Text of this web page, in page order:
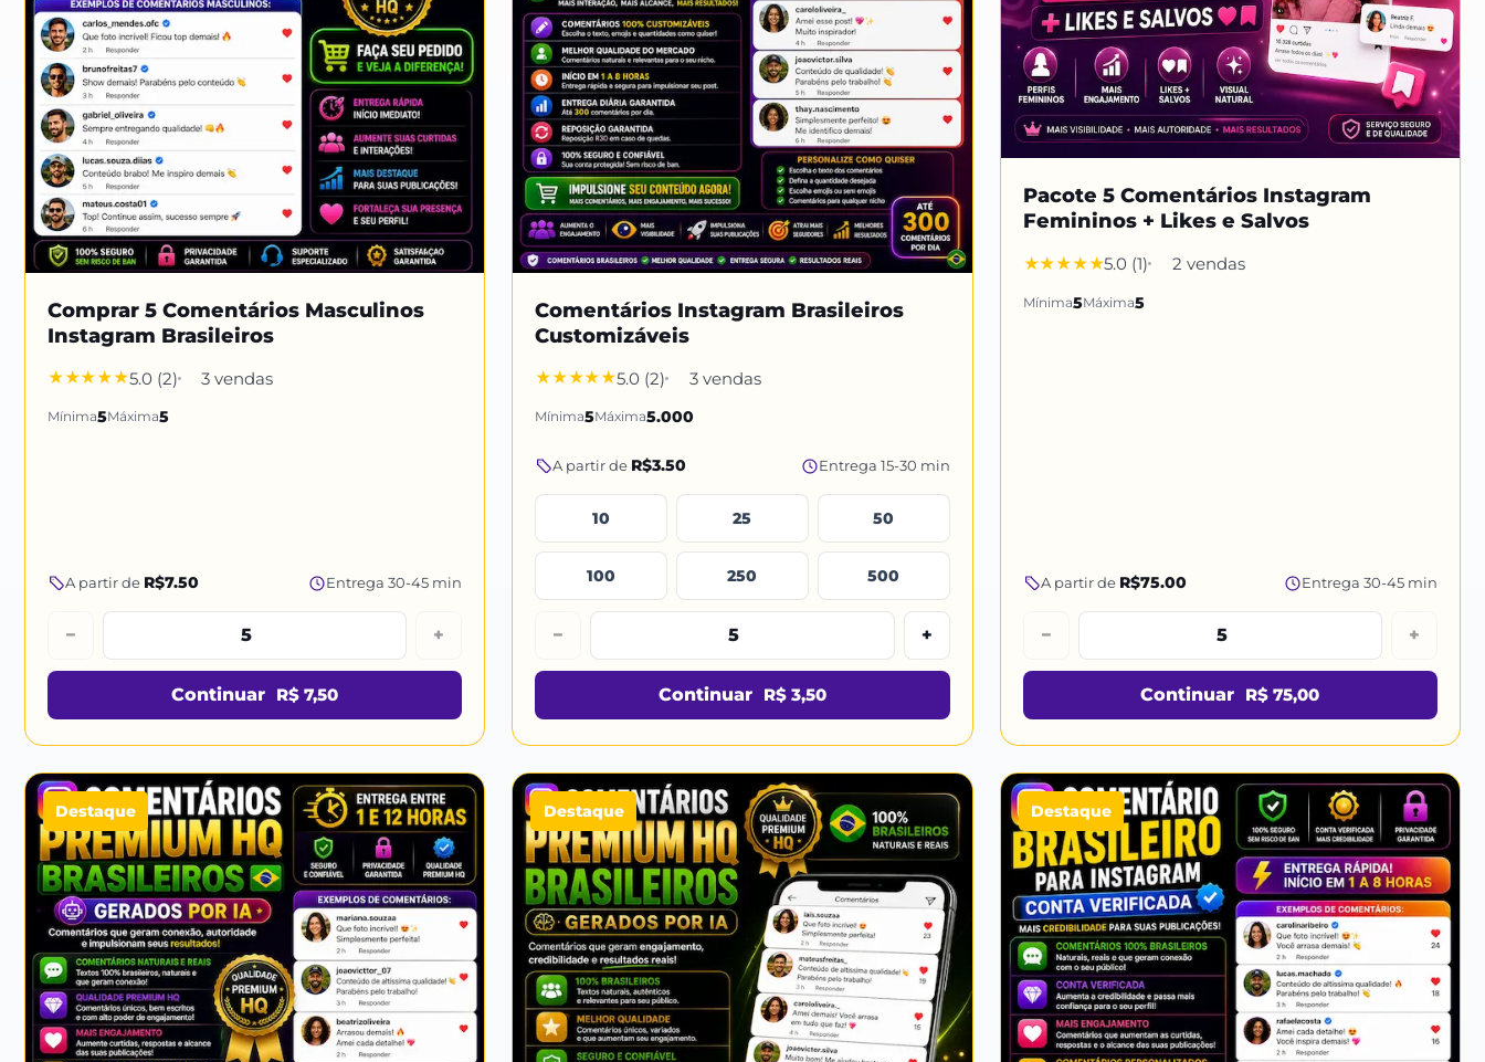
Comprar 5 Comentários Masculinos
Instagram Brasileiros
5.0 (2) 3 vendas
Mínima5Máxima5
A partir de R$7.50 Entrega 30-45 min
− +
Continuar R$ 7,50
Comentários Instagram Brasileiros
Customizáveis
5.0 (2) 3 vendas
Mínima5Máxima5.000
A partir de R$3.50 Entrega 15-30 min
10 25 50
100 250 500
− +
Continuar R$ 3,50
Pacote 5 Comentários Instagram
Femininos + Likes e Salvos
5.0 (1) 2 vendas
Mínima5Máxima5
A partir de R$75.00 Entrega 30-45 min
− +
Continuar R$ 75,00
Destaque Destaque Destaque